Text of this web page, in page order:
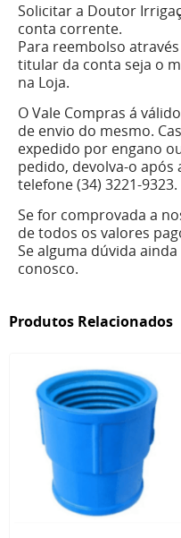
Solicitar a Doutor
conta corrente.
Para reembolso
titular da conta seja o
na Loja.
O Vale Compras á
de envio do mesmo.
expedido por engano
pedido, devolva-o
telefone (34) 3221-9323.
Se for comprovada a
de todos os valores
Se alguma dúvida
conosco.
Produtos Relacionados